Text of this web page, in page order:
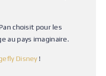
choisit pour les
au pays imaginaire.
Disney!